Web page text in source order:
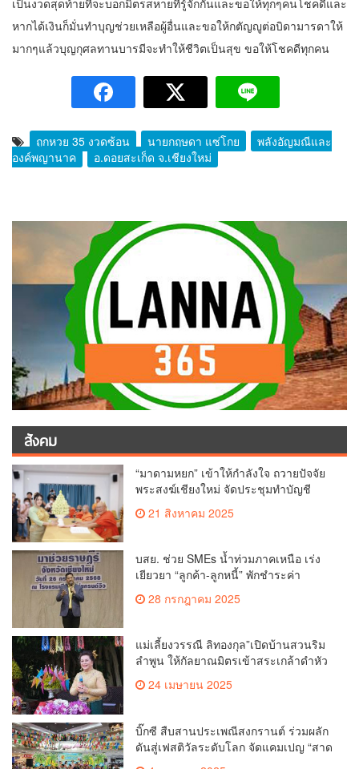
หากได้เงินก็มั่นทำบุญช่วยเหลือผู้อื่นและขอให้กตัญญูต่อบิดามารดาให้
มากๆแล้วบุญกุศลทานบารมีจะทำให้ชีวิตเป็นสุข ขอให้โชคดีทุกคน
ถูกหวย 35 งวดซ้อน นายกฤษดา แซ่โกย
พลังอัญมณีและ
องค์พญานาค
อ.ดอยสะเก็ด จ.เชียงใหม่
สังคม
“มาดามหยก” เข้าให้กำลังใจ ถวายปัจจัย
พระสงฆ์เชียงใหม่ จัดประชุมทำบัญชี
สวนดอก
21 สิงหาคม 2025
บสย. ช่วย SMEs น้ำท่วมภาคเหนือ เร่ง
เยียวยา “ลูกค้า-ลูกหนี้” พักชำระค่า
ธรรมเนียม-ค่างวด
28 กรกฎาคม 2025
แม่เลี้ยงวรรณี ลิทองกุล”เปิดบ้านสวนริม
ลำพูน ให้กัลยาณมิตรเข้าสระเกล้าดำหัว
ขอพรเนื่องในประเพณีสงกรานต์ 2568
เพื่อสืบสาน อนุรักษ์ประเพณีอันดีงามที่
24 เมษายน 2025
บิ๊กซี สืบสานประเพณีสงกรานต์ ร่วมผลัก
ดันสู่เฟสติวัลระดับโลก จัดแคมเปญ “สาด